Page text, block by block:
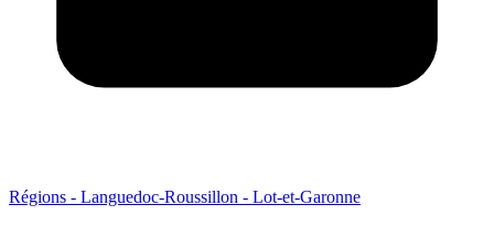
Régions - Languedoc-Roussillon - Lot-et-Garonne